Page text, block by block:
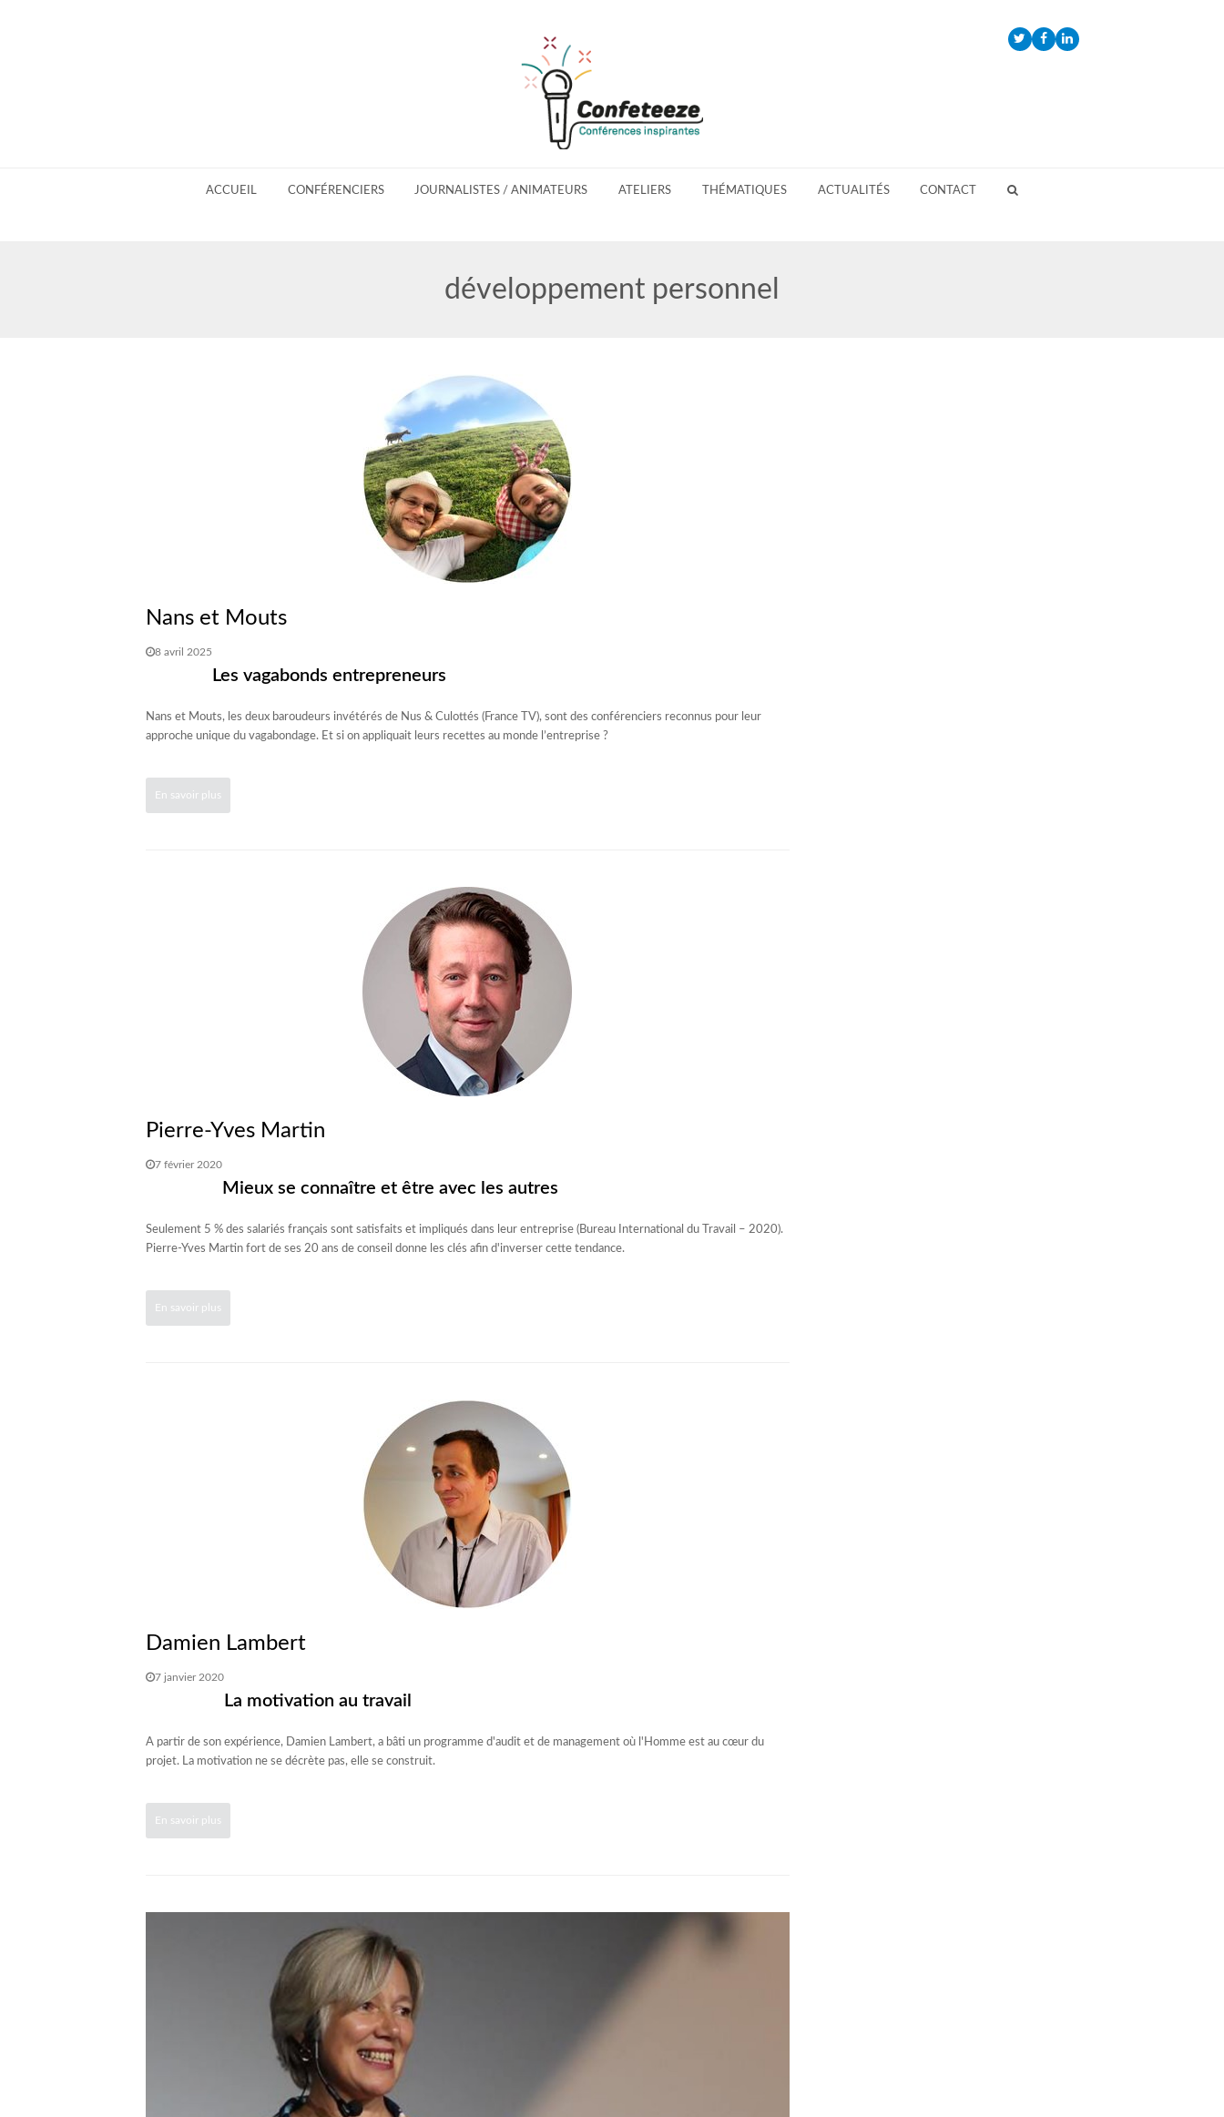
TwitterFacebookLinkedIn
ACCUEIL CONFÉRENCIERS JOURNALISTES / ANIMATEURS ATELIERS THÉMATIQUES ACTUALITÉS CONTACT
développement personnel
Nans et Mouts
8 avril 2025
Les vagabonds entrepreneurs
Nans et Mouts, les deux baroudeurs invétérés de Nus & Culottés (France TV), sont des conférenciers reconnus pour leur
approche unique du vagabondage. Et si on appliquait leurs recettes au monde l’entreprise ?
En savoir plus
Pierre-Yves Martin
7 février 2020
Mieux se connaître et être avec les autres
Seulement 5 % des salariés français sont satisfaits et impliqués dans leur entreprise (Bureau International du Travail – 2020).
Pierre-Yves Martin fort de ses 20 ans de conseil donne les clés afin d'inverser cette tendance.
En savoir plus
Damien Lambert
7 janvier 2020
La motivation au travail
A partir de son expérience, Damien Lambert, a bâti un programme d'audit et de management où l'Homme est au cœur du
projet. La motivation ne se décrète pas, elle se construit.
En savoir plus